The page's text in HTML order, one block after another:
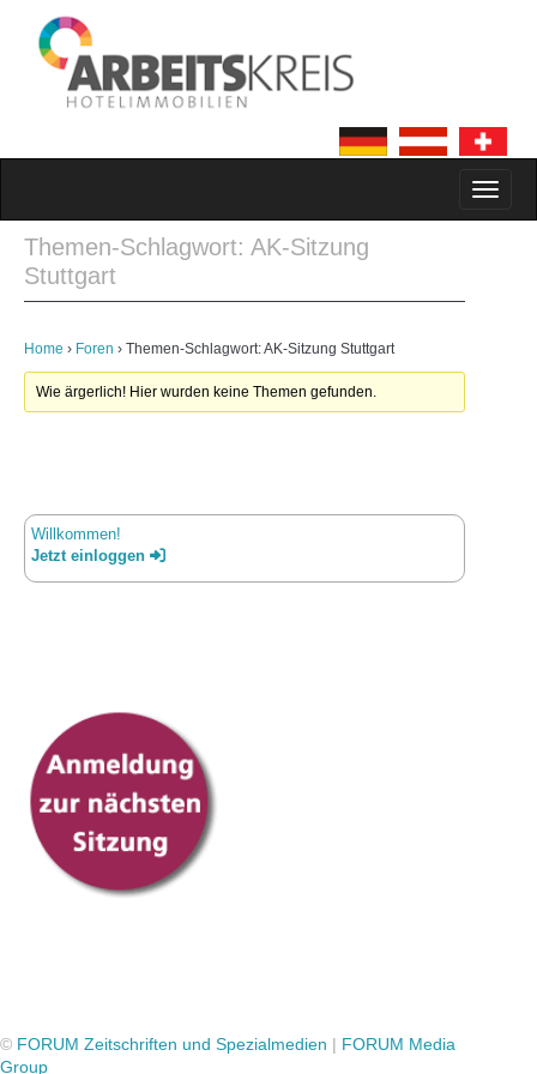
Themen-Schlagwort: AK-Sitzung
Stuttgart
Home › Foren › Themen-Schlagwort: AK-Sitzung Stuttgart
Wie ärgerlich! Hier wurden keine Themen gefunden.
Willkommen!
Jetzt einloggen
© FORUM Zeitschriften und Spezialmedien | FORUM Media
Group